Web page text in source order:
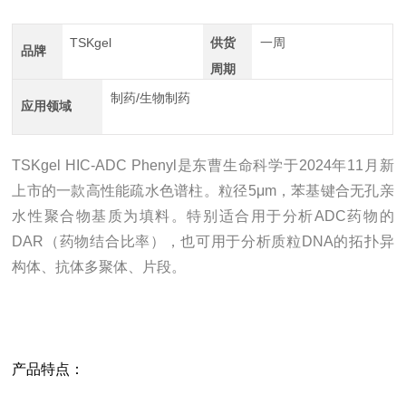
品牌
TSKgel
供货
周期
一周
应用领域
制药/生物制药
TSKgel HIC-ADC Phenyl是东曹生命科学于2024年11月新
上市的一款高性能疏水色谱柱。粒径5μm，苯基键合无孔亲
水性聚合物基质为填料。特别适合用于分析ADC药物的
DAR（药物结合比率），也可用于分析质粒DNA的拓扑异
构体、抗体多聚体、片段。
产品特点：